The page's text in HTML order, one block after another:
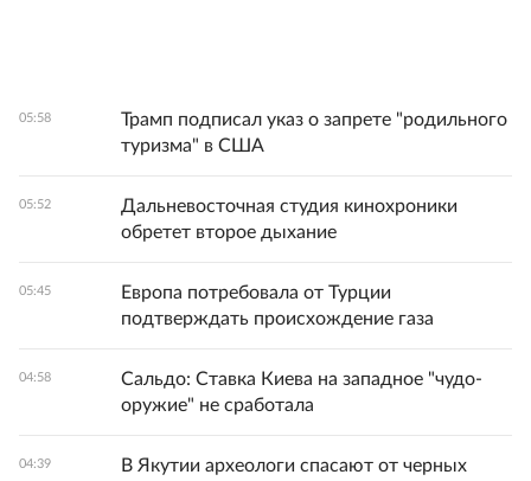
05:58
Трамп подписал указ о запрете "родильного
туризма" в США
05:52
Дальневосточная студия кинохроники
обретет второе дыхание
05:45
Европа потребовала от Турции
подтверждать происхождение газа
04:58
Сальдо: Ставка Киева на западное "чудо-
оружие" не сработала
04:39
В Якутии археологи спасают от черных